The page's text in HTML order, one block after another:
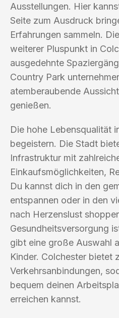
Ausstellungen. Hier
Seite zum Ausdruck
Erfahrungen sammeln.
weiterer Pluspunkt in
ausgedehnte
Country Park
atemberaubende
genießen.
Die hohe Lebensqualität
begeistern. Die Stadt
Infrastruktur mit
Einkaufsmöglichkeiten,
Du kannst dich in den
entspannen oder in den
nach Herzenslust
Gesundheitsversorgung
gibt eine große Auswahl
Kinder. Colchester bietet
Verkehrsanbindungen,
bequem deinen
erreichen kannst.